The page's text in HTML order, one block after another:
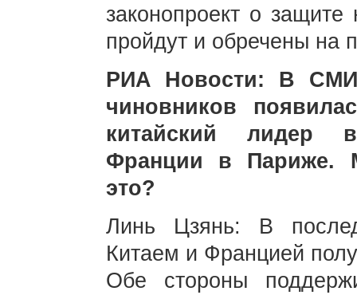
законопроект о защите
пройдут и обречены на
РИА Новости: В СМИ
чиновников
китайский лидер
Франции в Париже.
это?
Линь Цзянь: В
Китаем и Францией
Обе стороны